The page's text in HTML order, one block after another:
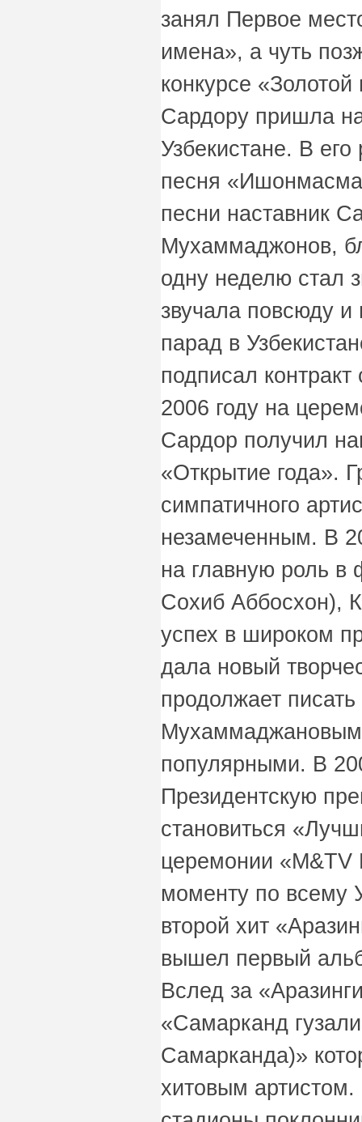
занял Первое
имена», а чуть
конкурсе «Золотой
Сардору пришла
Узбекистане. В
песня
песни наставник
Мухаммаджонов,
одну неделю стал
звучала повсюду и
парад в
подписал
2006 году на
Сардор получил
«Открытие года».
симпатичного
незамеченным. В
на главную роль
Сохиб Аббосхон),
успех в широком
дала новый
продолжает
популярными. В
Президентскую
становиться
церемонии
моменту по всему
второй хит
вышел первый
Вслед за
«Самарканд
Самарканда)»
хитовым